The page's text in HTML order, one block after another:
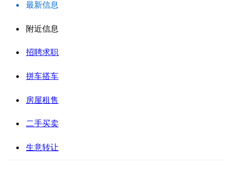
最新信息
附近信息
招聘求职
拼车搭车
房屋租售
二手买卖
生意转让